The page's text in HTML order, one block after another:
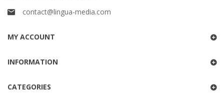
contact@lingua-media.com
MY ACCOUNT
INFORMATION
CATEGORIES